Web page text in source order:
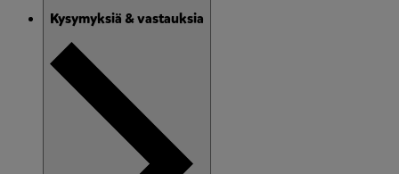
Kysymyksiä & vastauksia